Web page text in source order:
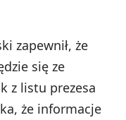
zapewnił, że
się ze
z listu prezesa
że informacje